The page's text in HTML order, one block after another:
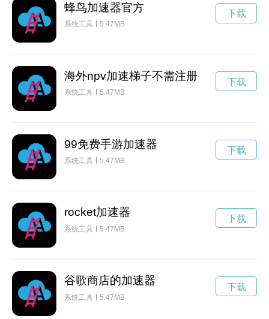
蜂鸟加速器官方
系统工具 5.47MB
下载
海外npv加速梯子不需注册
系统工具 5.47MB
下载
99免费手游加速器
系统工具 5.47MB
下载
rocket加速器
系统工具 5.47MB
下载
谷歌商店的加速器
系统工具 5.47MB
下载